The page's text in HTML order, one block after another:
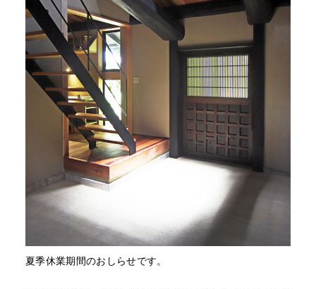
夏季休業期間のおしらせです。